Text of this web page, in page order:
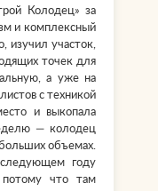
Колодец» за
и комплексный
изучил участок,
точек для
а уже на
с техникой
и выкопала
— колодец
объемах.
году
что там